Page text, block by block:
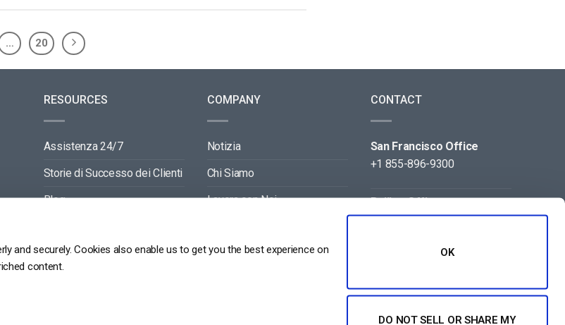
and securely. Cookies also enable us to get you the best experience on
content.
OK
DO NOT SELL OR SHARE MY
… 20
RESOURCES
Assistenza 24/7
Storie di Successo dei Clienti
Blog
Player API Documentation
COMPANY
Notizia
Chi Siamo
Lavora con Noi
Partners
CONTACT
San Francisco Office
+1 855-896-9300
Beijing Office
+86 105-123-5043